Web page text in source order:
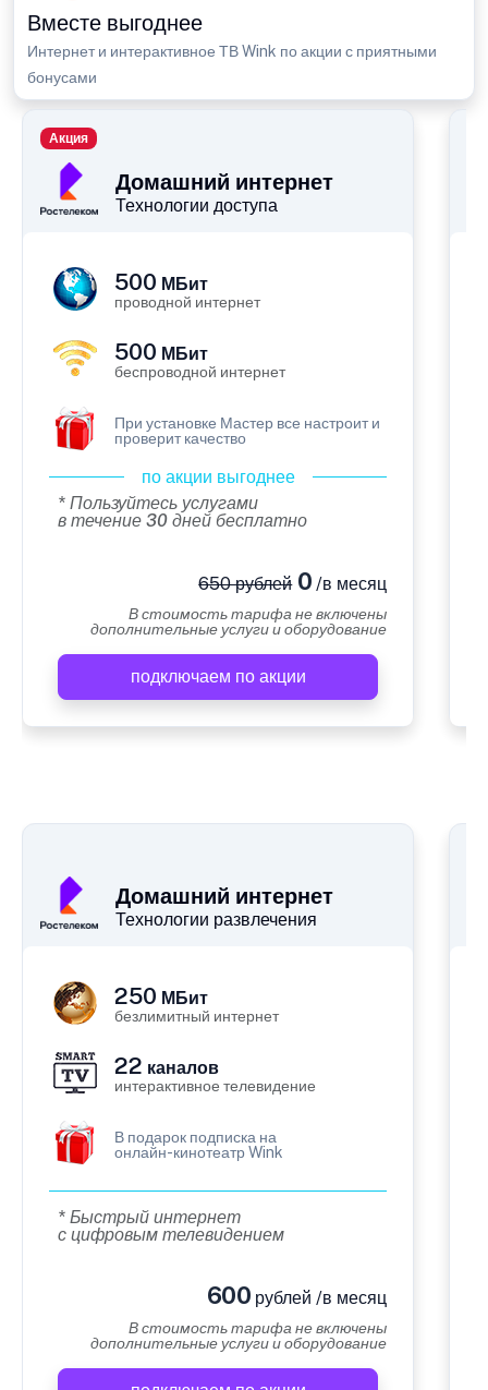
Вместе выгоднее
Интернет и интерактивное ТВ Wink по акции с приятными
бонусами
Домашний интернет
Технологии доступа
Акция
500 МБит
проводной интернет
500 МБит
беспроводной интернет
При установке Мастер все настроит и
проверит качество
по акции выгоднее
* Пользуйтесь услугами
в течение 30 дней бесплатно
650 рублей0 /в месяц
В стоимость тарифа не включены
дополнительные услуги и оборудование
подключаем по акции
Домашний интернет
Технологии развлечения
250 МБит
безлимитный интернет
22 каналов
интерактивное телевидение
В подарок подписка на
онлайн-кинотеатр Wink
* Быстрый интернет
с цифровым телевидением
600 рублей /в месяц
В стоимость тарифа не включены
дополнительные услуги и оборудование